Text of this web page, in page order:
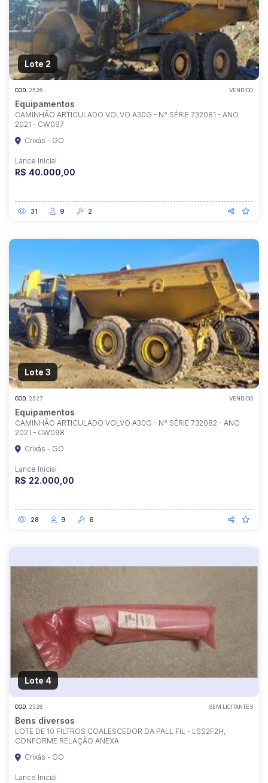
Lote 2
COD. 2526 VENDIDO
Equipamentos
CAMINHÃO ARTICULADO VOLVO A30G - N° SÉRIE 732081 - ANO
2021 - CW097
Crixás - GO
Lance Inicial
R$ 40.000,00
31 9 2
Lote 3
COD. 2527 VENDIDO
Equipamentos
CAMINHÃO ARTICULADO VOLVO A30G - N° SÉRIE 732082 - ANO
2021 - CW098
Crixás - GO
Lance Inicial
R$ 22.000,00
28 9 6
Lote 4
COD. 2528 SEM LICITANTES
Bens diversos
LOTE DE 10 FILTROS COALESCEDOR DA PALL FIL - LSS2F2H,
CONFORME RELAÇÃO ANEXA
Crixás - GO
Lance Inicial